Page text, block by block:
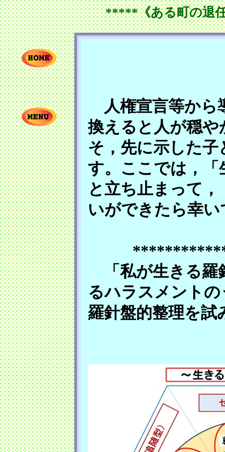
*****《ある町の退
人権宣言等から
換えると人が穏
そ，先に示した
す。ここでは，
と立ち止まって
いができたら幸い
「私が生きる羅
るハラスメント
羅針盤的整理を試